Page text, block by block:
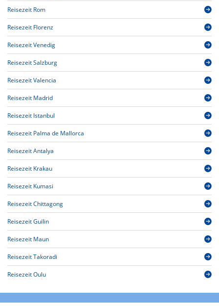
Reisezeit Rom
Reisezeit Florenz
Reisezeit Venedig
Reisezeit Salzburg
Reisezeit Valencia
Reisezeit Madrid
Reisezeit Istanbul
Reisezeit Palma de Mallorca
Reisezeit Antalya
Reisezeit Krakau
Reisezeit Kumasi
Reisezeit Chittagong
Reisezeit Guilin
Reisezeit Maun
Reisezeit Takoradi
Reisezeit Oulu